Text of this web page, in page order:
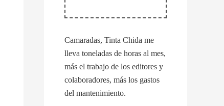
Camaradas, Tinta Chida me
lleva toneladas de horas al mes,
más el trabajo de los editores y
colaboradores, más los gastos
del mantenimiento.